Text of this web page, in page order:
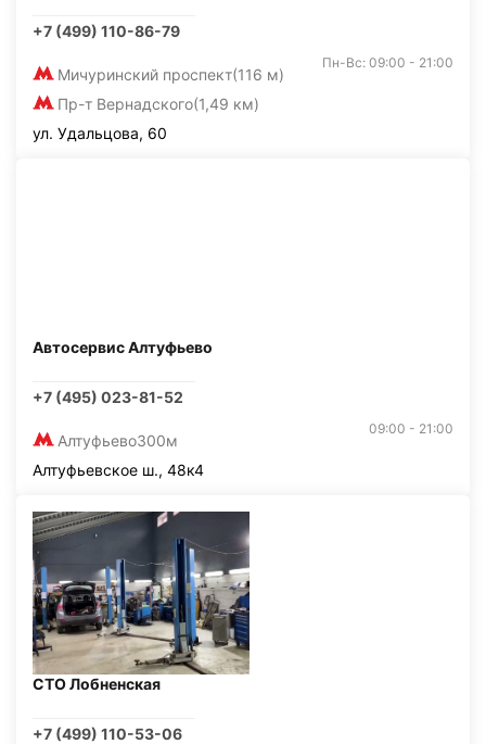
+7 (499) 110-86-79
Мичуринский проспект(116 м)
Пр-т Вернадского(1,49 км)
Пн-Вс: 09:00 - 21:00
ул. Удальцова, 60
Автосервис Алтуфьево
+7 (495) 023-81-52
Алтуфьево300м
09:00 - 21:00
Алтуфьевское ш., 48к4
СТО Лобненская
+7 (499) 110-53-06